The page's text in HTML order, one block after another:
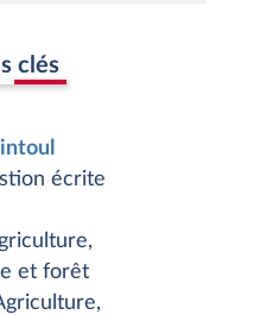
clés
écrite
et forêt